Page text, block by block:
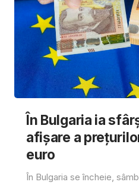
În Bulgaria ia
afișare a
euro
În Bulgaria se încheie,